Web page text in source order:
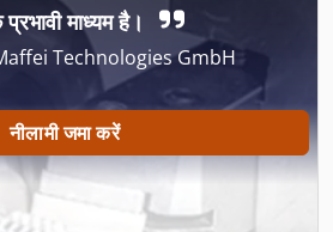
माध्यम है।
Technologies GmbH
नीलामी जमा करें